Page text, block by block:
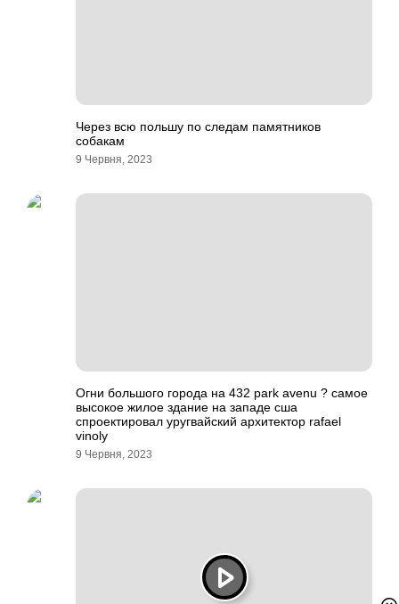
Через всю польшу по следам памятников
собакам
9 Червня, 2023
Огни большого города на 432 park avenu ? самое
высокое жилое здание на западе сша
спроектировал уругвайский архитектор rafael
vinoly
9 Червня, 2023